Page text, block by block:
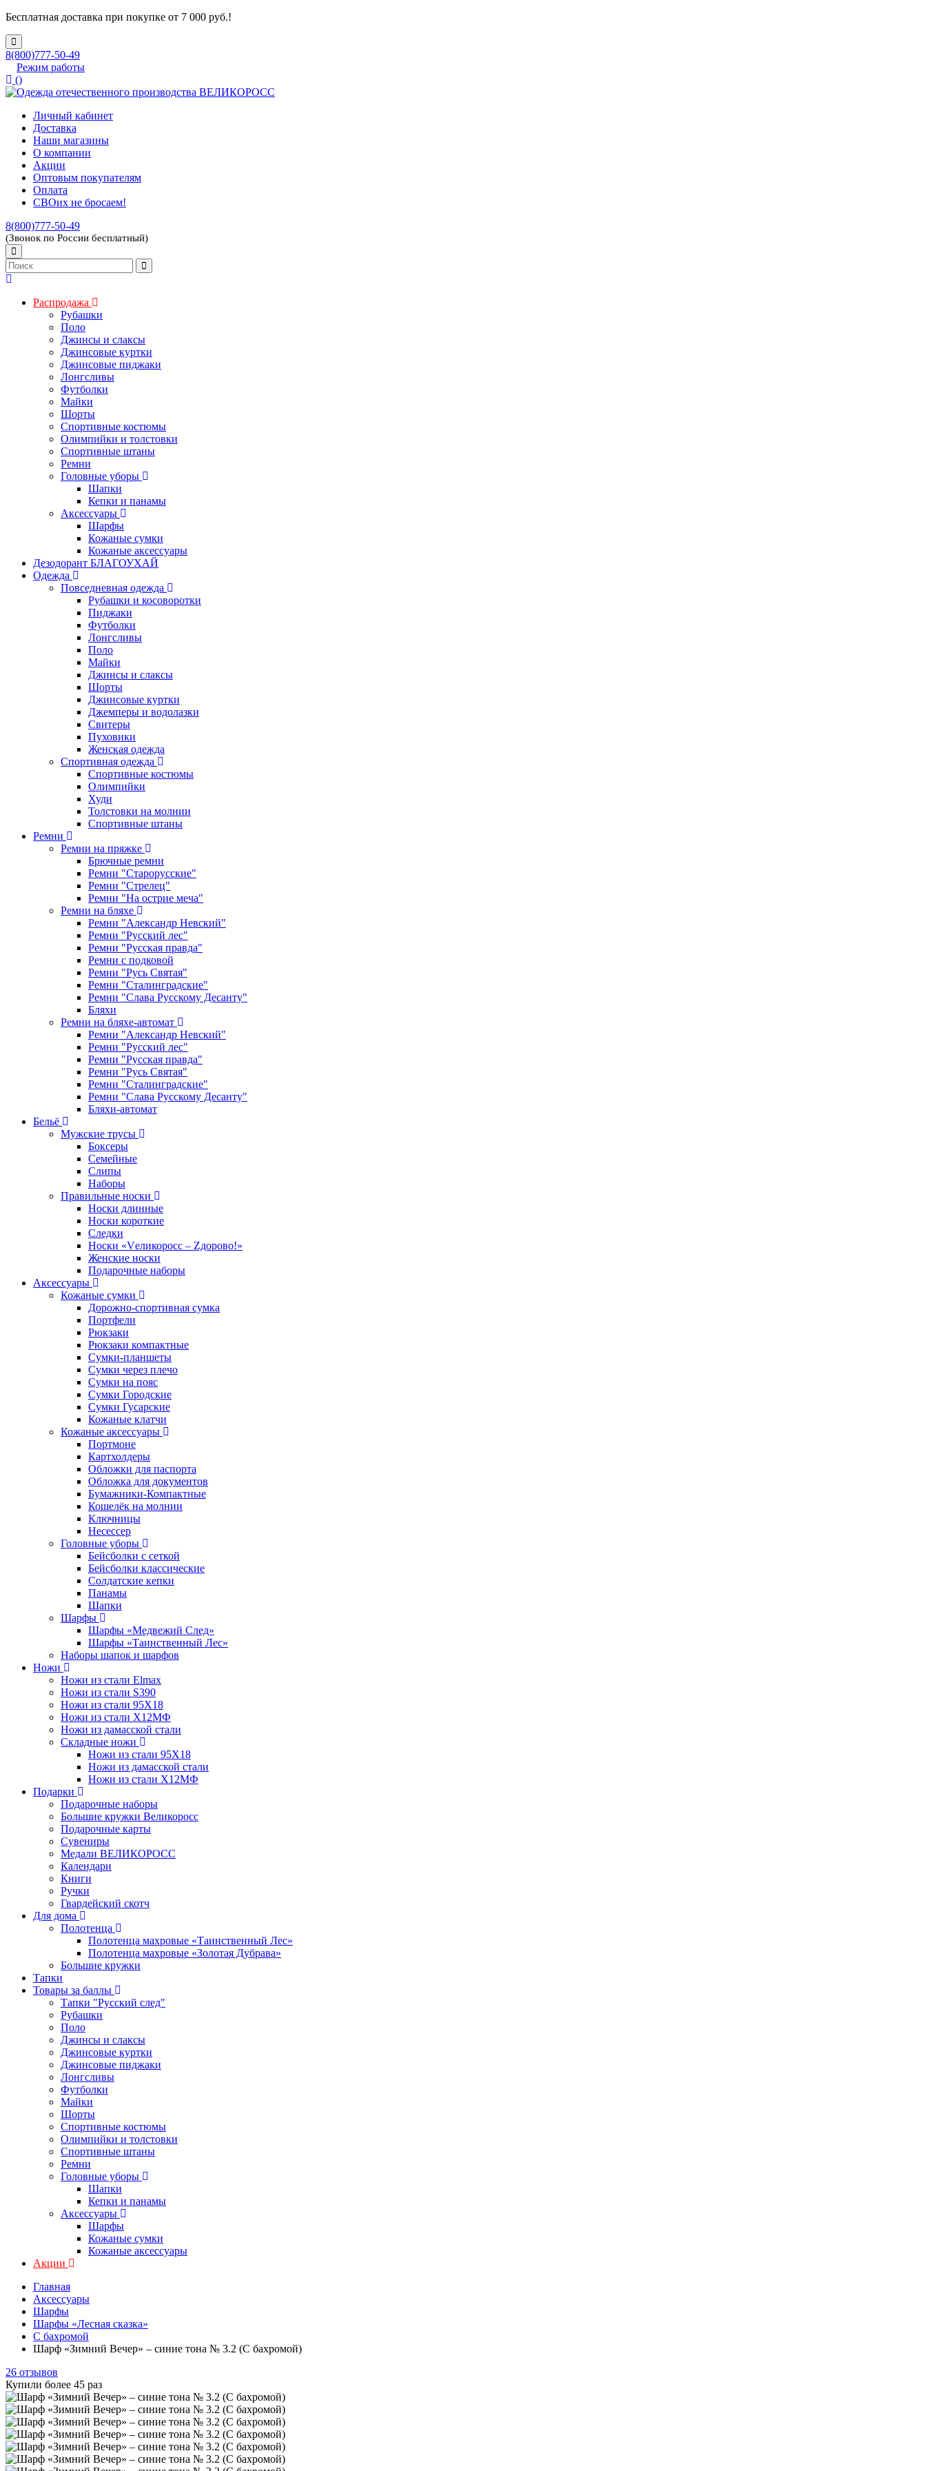
Бесплатная доставка при покупке от 7 000 руб.!
8(800)777-50-49
Режим работы
()
Личный кабинет
Доставка
Наши магазины
О компании
Акции
Оптовым покупателям
Оплата
СВОих не бросаем!
8(800)777-50-49
(Звонок по России бесплатный)
Распродажа
Рубашки
Поло
Джинсы и слаксы
Джинсовые куртки
Джинсовые пиджаки
Лонгсливы
Футболки
Майки
Шорты
Спортивные костюмы
Олимпийки и толстовки
Спортивные штаны
Ремни
Головные уборы
Шапки
Кепки и панамы
Аксессуары
Шарфы
Кожаные сумки
Кожаные аксессуары
Дезодорант БЛАГОУХАЙ
Одежда
Повседневная одежда
Рубашки и косоворотки
Пиджаки
Футболки
Лонгсливы
Поло
Майки
Джинсы и слаксы
Шорты
Джинсовые куртки
Джемперы и водолазки
Свитеры
Пуховики
Женская одежда
Спортивная одежда
Спортивные костюмы
Олимпийки
Худи
Толстовки на молнии
Спортивные штаны
Ремни
Ремни на пряжке
Брючные ремни
Ремни "Старорусские"
Ремни "Стрелец"
Ремни "На острие меча"
Ремни на бляхе
Ремни "Александр Невский"
Ремни "Русский лес"
Ремни "Русская правда"
Ремни с подковой
Ремни "Русь Святая"
Ремни "Сталинградские"
Ремни "Слава Русскому Десанту"
Бляхи
Ремни на бляхе-автомат
Ремни "Александр Невский"
Ремни "Русский лес"
Ремни "Русская правда"
Ремни "Русь Святая"
Ремни "Сталинградские"
Ремни "Слава Русскому Десанту"
Бляхи-автомат
Бельё
Мужские трусы
Боксеры
Семейные
Слипы
Наборы
Правильные носки
Носки длинные
Носки короткие
Следки
Носки «Vеликоросс – Zдорово!»
Женские носки
Подарочные наборы
Аксессуары
Кожаные сумки
Дорожно-спортивная сумка
Портфели
Рюкзаки
Рюкзаки компактные
Сумки-планшеты
Сумки через плечо
Сумки на пояс
Сумки Городские
Сумки Гусарские
Кожаные клатчи
Кожаные аксессуары
Портмоне
Картхолдеры
Обложки для паспорта
Обложка для документов
Бумажники-Компактные
Кошелёк на молнии
Ключницы
Несессер
Головные уборы
Бейсболки с сеткой
Бейсболки классические
Солдатские кепки
Панамы
Шапки
Шарфы
Шарфы «Медвежий След»
Шарфы «Таинственный Лес»
Наборы шапок и шарфов
Ножи
Ножи из стали Elmax
Ножи из стали S390
Ножи из стали 95X18
Ножи из стали Х12МФ
Ножи из дамасской стали
Складные ножи
Ножи из стали 95X18
Ножи из дамасской стали
Ножи из стали Х12МФ
Подарки
Подарочные наборы
Большие кружки Великоросс
Подарочные карты
Сувениры
Медали ВЕЛИКОРОСС
Календари
Книги
Ручки
Гвардейский скотч
Для дома
Полотенца
Полотенца махровые «Таинственный Лес»
Полотенца махровые «Золотая Дубрава»
Большие кружки
Тапки
Товары за баллы
Тапки "Русский след"
Рубашки
Поло
Джинсы и слаксы
Джинсовые куртки
Джинсовые пиджаки
Лонгсливы
Футболки
Майки
Шорты
Спортивные костюмы
Олимпийки и толстовки
Спортивные штаны
Ремни
Головные уборы
Шапки
Кепки и панамы
Аксессуары
Шарфы
Кожаные сумки
Кожаные аксессуары
Акции
Главная
Аксессуары
Шарфы
Шарфы «Лесная сказка»
С бахромой
Шарф «Зимний Вечер» – синие тона № 3.2 (С бахромой)
26 отзывов
Купили более 45 раз